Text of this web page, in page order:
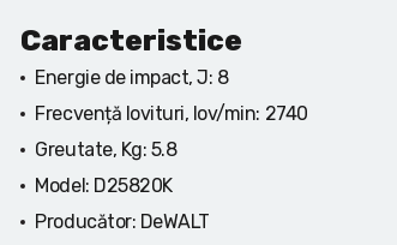
Caracteristice
Energie de impact, J: 8
Frecvență lovituri, lov/min: 2740
Greutate, Kg: 5.8
Model: D25820K
Producător: DeWALT